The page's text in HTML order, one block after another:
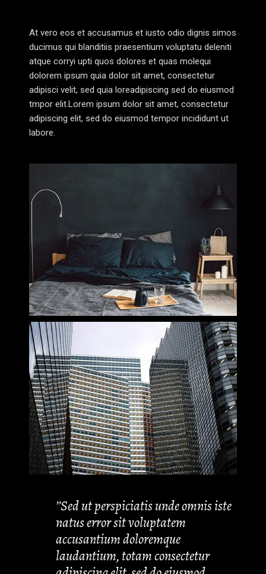
At vero eos et accusamus et iusto odio dignis simos
ducimus qui blanditiis praesentium voluptatu deleniti
atque corryi upti quos dolores et quas molequi
dolorem ipsum quia dolor sit amet, consectetur
adipisci velit, sed quia loreadipiscing sed do eiusmod
tmpor elit.Lorem ipsum dolor sit amet, consectetur
adipiscing elit, sed do eiusmod tempor incididunt ut
labore.
’’Sed ut perspiciatis unde omnis iste
natus error sit voluptatem
accusantium doloremque
laudantium, totam consectetur